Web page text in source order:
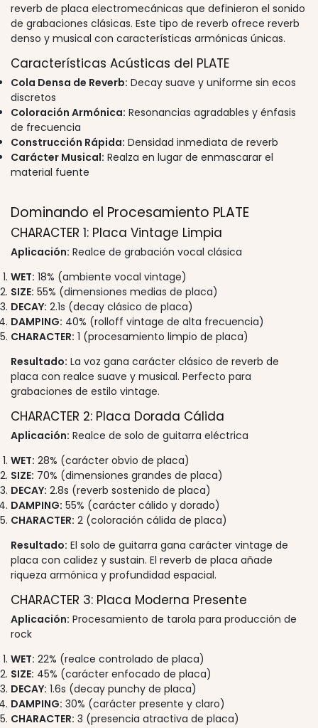
reverb de placa electromecánicas que definieron el sonido
de grabaciones clásicas. Este tipo de reverb ofrece reverb
denso y musical con características armónicas únicas.
Características Acústicas del PLATE
Cola Densa de Reverb: Decay suave y uniforme sin ecos
discretos
Coloración Armónica: Resonancias agradables y énfasis
de frecuencia
Construcción Rápida: Densidad inmediata de reverb
Carácter Musical: Realza en lugar de enmascarar el
material fuente
Dominando el Procesamiento PLATE
CHARACTER 1: Placa Vintage Limpia
Aplicación: Realce de grabación vocal clásica
WET: 18% (ambiente vocal vintage)
SIZE: 55% (dimensiones medias de placa)
DECAY: 2.1s (decay clásico de placa)
DAMPING: 40% (rolloff vintage de alta frecuencia)
CHARACTER: 1 (procesamiento limpio de placa)
Resultado: La voz gana carácter clásico de reverb de
placa con realce suave y musical. Perfecto para
grabaciones de estilo vintage.
CHARACTER 2: Placa Dorada Cálida
Aplicación: Realce de solo de guitarra eléctrica
WET: 28% (carácter obvio de placa)
SIZE: 70% (dimensiones grandes de placa)
DECAY: 2.8s (reverb sostenido de placa)
DAMPING: 55% (carácter cálido y dorado)
CHARACTER: 2 (coloración cálida de placa)
Resultado: El solo de guitarra gana carácter vintage de
placa con calidez y sustain. El reverb de placa añade
riqueza armónica y profundidad espacial.
CHARACTER 3: Placa Moderna Presente
Aplicación: Procesamiento de tarola para producción de
rock
WET: 22% (realce controlado de placa)
SIZE: 45% (carácter enfocado de placa)
DECAY: 1.6s (decay punchy de placa)
DAMPING: 30% (carácter presente y claro)
CHARACTER: 3 (presencia atractiva de placa)